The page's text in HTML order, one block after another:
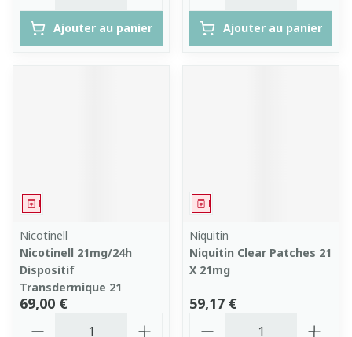
Ajouter au panier Ajouter au panier
Médicament
Nicotinell
Nicotinell 21mg/24h
Dispositif
Transdermique 21
69,00 €
Médicament
Niquitin
Niquitin Clear Patches 21
X 21mg
59,17 €